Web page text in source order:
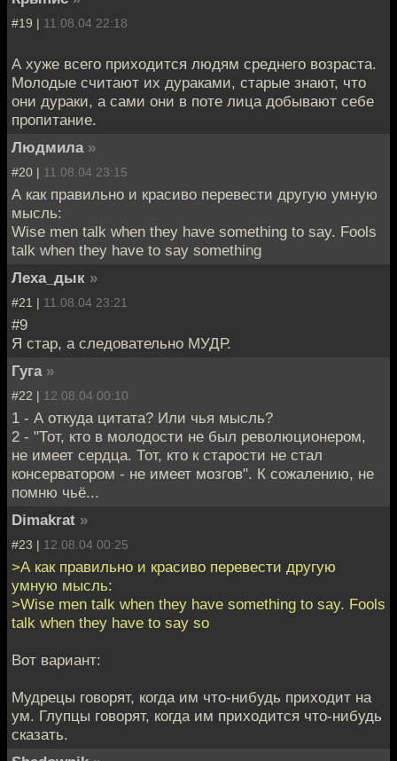
#19 | 11.08.04 22:18
А хуже всего приходится людям среднего возраста.
Молодые считают их дураками, старые знают, что
они дураки, а сами они в поте лица добывают себе
пропитание.
Людмила »
#20 | 11.08.04 23:15
А как правильно и красиво перевести другую умную
мысль:
Wise men talk when they have something to say. Fools
talk when they have to say something
Леха_дык »
#21 | 11.08.04 23:21
#9
Я стар, а следовательно МУДР.
Гуга »
#22 | 12.08.04 00:10
1 - А откуда цитата? Или чья мысль?
2 - "Тот, кто в молодости не был революционером,
не имеет сердца. Тот, кто к старости не стал
консерватором - не имеет мозгов". К сожалению, не
помню чьё...
Dimakrat »
#23 | 12.08.04 00:25
>А как правильно и красиво перевести другую
умную мысль:
>Wise men talk when they have something to say. Fools
talk when they have to say so
Вот вариант:
Мудрецы говорят, когда им что-нибудь приходит на
ум. Глупцы говорят, когда им приходится что-нибудь
сказать.